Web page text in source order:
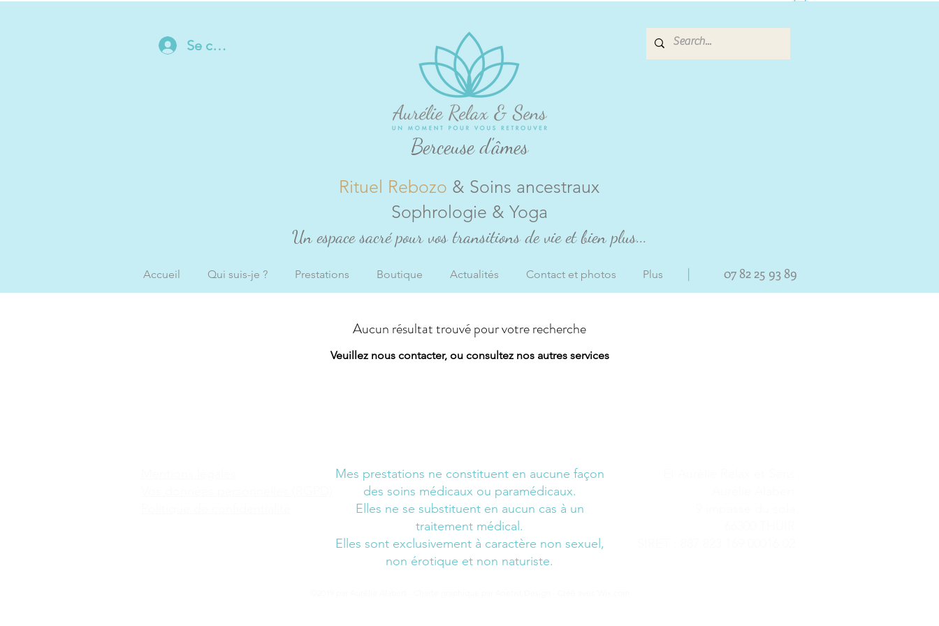
Aucun résultat trouvé pour votre recherche
Veuillez nous contacter, ou consultez nos autres services
Se connecter
Berceuse d'âmes
Rituel Rebozo & Soins ancestraux
Sophrologie & Yoga
Un espace sacré pour vos transitions de vie et bien plus...
Accueil Qui suis-je ? Prestations Boutique Actualités Contact et photos Plus | 07 82 25 93 89
Mes prestations ne constituent en aucune façon
des soins médicaux ou paramédicaux.
Elles ne se substituent en aucun cas à un
traitement médical.
Elles sont exclusivement à caractère non sexuel,
non érotique et non naturiste.